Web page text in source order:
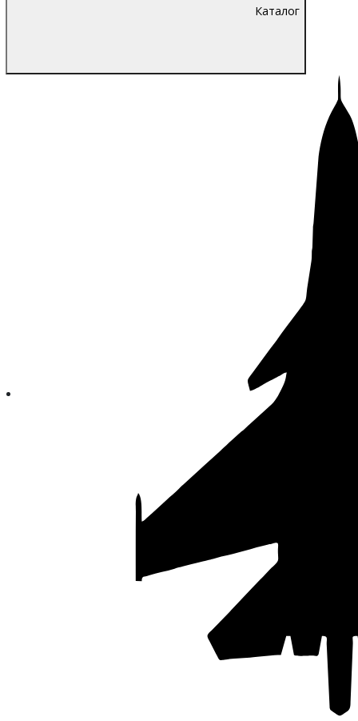
Каталог